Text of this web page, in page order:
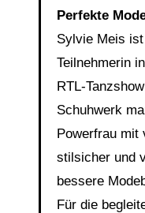
Perfekte
Sylvie Meis
Teilnehmerin
RTL-
Schuhwerk
Powerfrau mit
stilsicher und
bessere
Für die